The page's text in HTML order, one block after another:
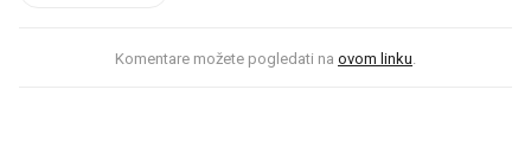
Komentare možete pogledati na ovom linku.